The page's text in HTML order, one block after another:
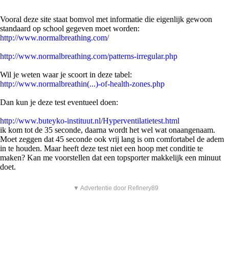
Vooral deze site staat bomvol met informatie die eigenlijk gewoon
standaard op school gegeven moet worden:
http://www.normalbreathing.com/
http://www.normalbreathing.com/patterns-irregular.php
Wil je weten waar je scoort in deze tabel:
http://www.normalbreathin(...)-of-health-zones.php
Dan kun je deze test eventueel doen:
http://www.buteyko-instituut.nl/Hyperventilatietest.html
ik kom tot de 35 seconde, daarna wordt het wel wat onaangenaam.
Moet zeggen dat 45 seconde ook vrij lang is om comfortabel de adem
in te houden. Maar heeft deze test niet een hoop met conditie te
maken? Kan me voorstellen dat een topsporter makkelijk een minuut
doet.
▼ Advertentie door Refinery89